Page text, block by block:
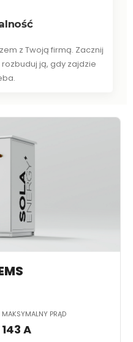
z Twoją firmą. Zacznij
ją, gdy zajdzie
MAKSYMALNY PRĄD
143 A